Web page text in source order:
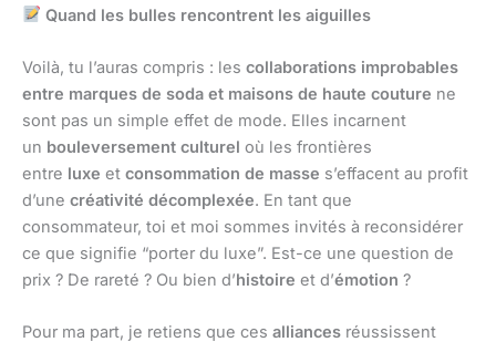
Quand les bulles rencontrent les aiguilles
Voilà, tu l’auras compris : les collaborations improbables
entre marques de soda et maisons de haute couture ne
sont pas un simple effet de mode. Elles incarnent
un bouleversement culturel où les frontières
entre luxe et consommation de masse s’effacent au profit
d’une créativité décomplexée. En tant que
consommateur, toi et moi sommes invités à reconsidérer
ce que signifie “porter du luxe”. Est-ce une question de
prix ? De rareté ? Ou bien d’histoire et d’émotion ?
Pour ma part, je retiens que ces alliances réussissent